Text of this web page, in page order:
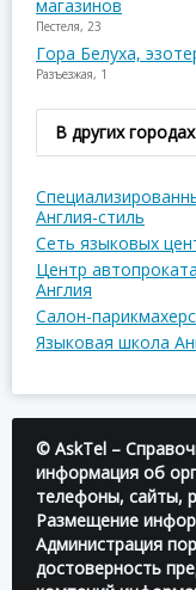
магазинов
Пестеля, 23
Гора Белуха,
Разъезжая, 1
В других городах
Англия-стиль
Сеть языковых
Центр
Англия
Салон-
Языковая школа
© AskTel –
информация об
телефоны, сайты,
Размещение
Администрация
достоверность